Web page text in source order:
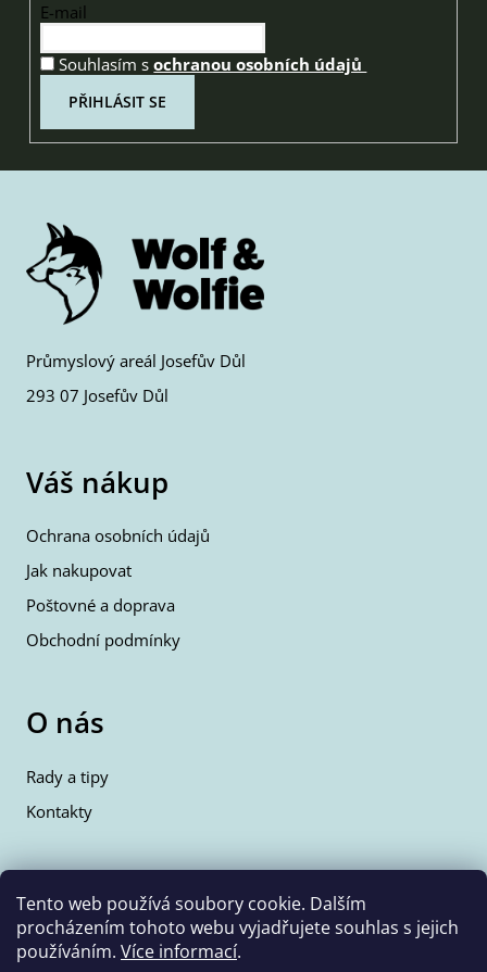
Tento web používá soubory cookie. Dalším
procházením tohoto webu vyjadřujete souhlas s jejich
používáním. Více informací.
E-mail
Souhlasím sochranou osobních údajů
PŘIHLÁSIT SE
Průmyslový areál Josefův Důl
293 07 Josefův Důl
Váš nákup
Ochrana osobních údajů
Jak nakupovat
Poštovné a doprava
Obchodní podmínky
O nás
Rady a tipy
Kontakty
Kontakty
info@wolfie.cz